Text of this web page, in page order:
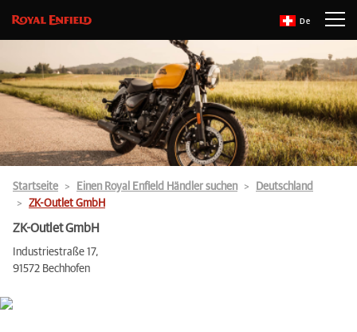
De
Startseite Einen Royal Enfield Händler suchen
Deutschland
ZK-Outlet GmbH
ZK-Outlet GmbH
Industriestraße 17,
91572 Bechhofen